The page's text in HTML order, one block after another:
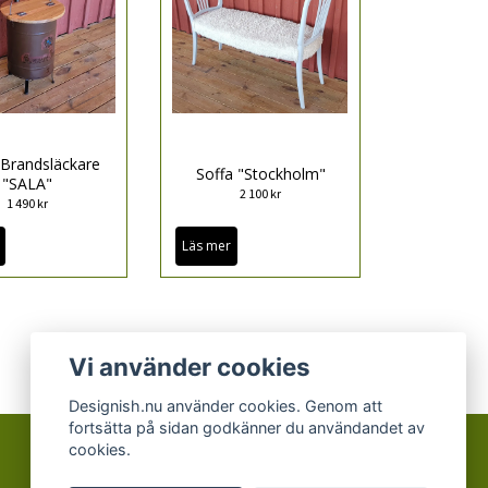
"SALA"
1 490 kr
Soffa "Stockholm"
2 100 kr
Läs mer
Vi använder cookies
Designish.nu använder cookies. Genom att
fortsätta på sidan godkänner du användandet av
cookies.